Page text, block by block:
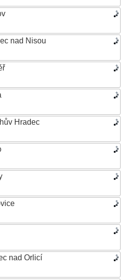
nad Nisou
Hradec
nad Orlicí